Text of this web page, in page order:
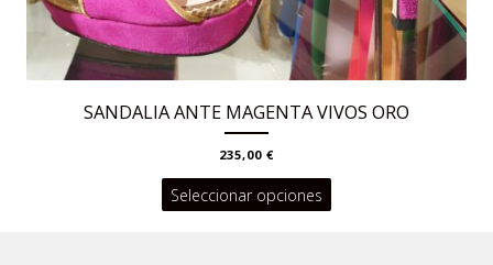
producto
SANDALIA ANTE MAGENTA VIVOS ORO
235,00 €
Seleccionar opciones